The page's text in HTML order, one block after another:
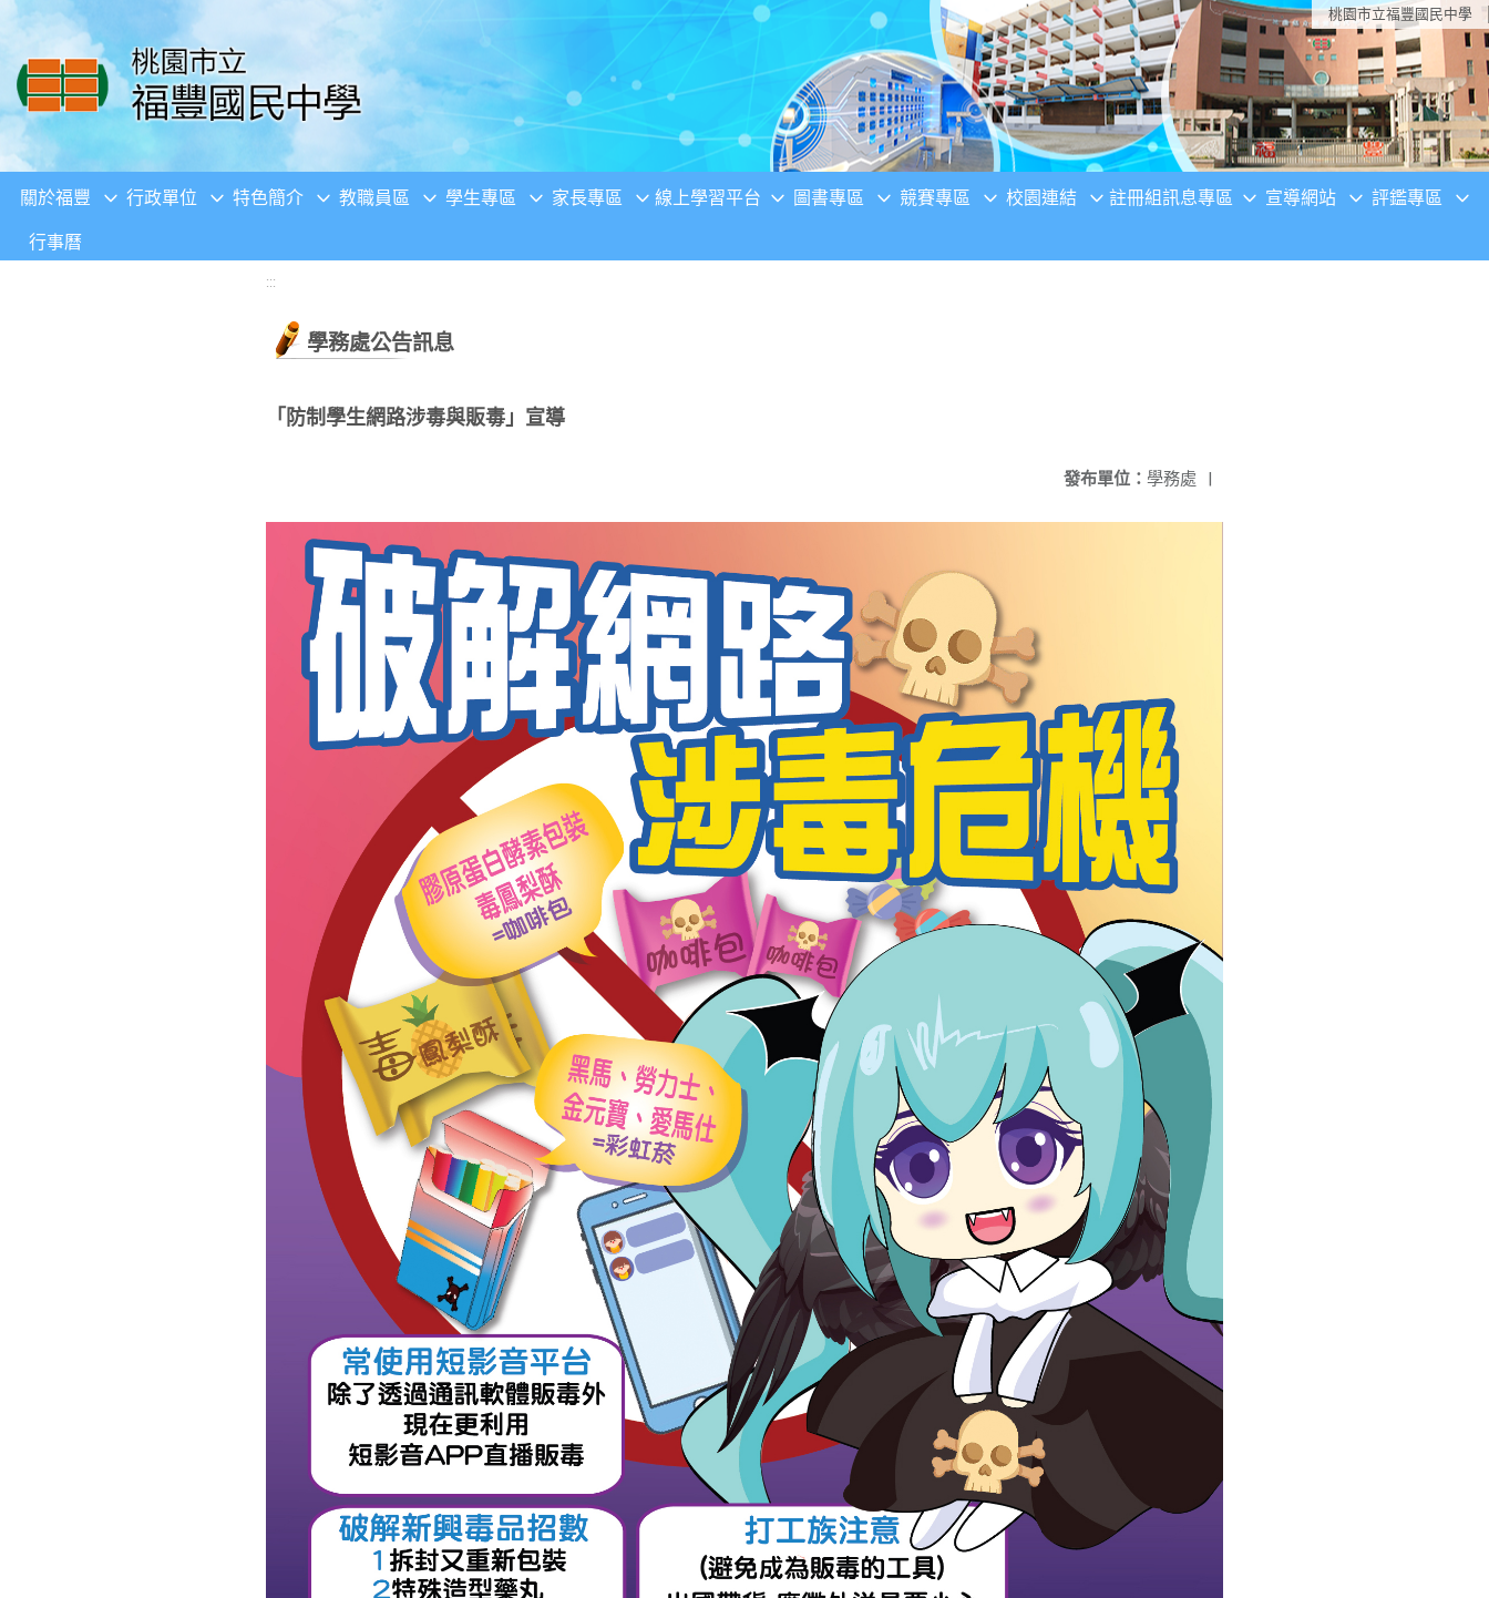
移至網頁之主要內容區位置 桃園市立福豐國民中學
關於福豐 行政單位 特色簡介 教職員區 學生專區 家長專區 線上學習平台 圖書專區 競賽專區 校園連結 註冊組訊息專區 宣導網站 評鑑專區
行事曆
:::
學務處公告訊息
「防制學生網路涉毒與販毒」宣導
發布單位： 學務處 |